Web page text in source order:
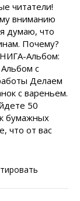
читатели!
вниманию
думаю, что
Почему?
Альбом:
с
Делаем
с вареньем.
50
бумажных
что от вас